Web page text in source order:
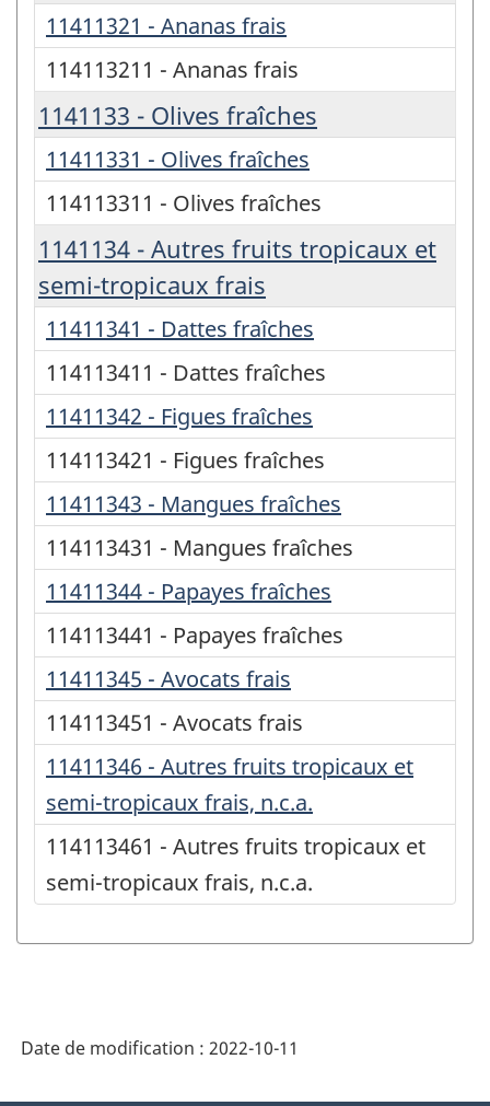
11411321 - Ananas frais
114113211 - Ananas frais
1141133 - Olives fraîches
11411331 - Olives fraîches
114113311 - Olives fraîches
1141134 - Autres fruits tropicaux et
semi-tropicaux frais
11411341 - Dattes fraîches
114113411 - Dattes fraîches
11411342 - Figues fraîches
114113421 - Figues fraîches
11411343 - Mangues fraîches
114113431 - Mangues fraîches
11411344 - Papayes fraîches
114113441 - Papayes fraîches
11411345 - Avocats frais
114113451 - Avocats frais
11411346 - Autres fruits tropicaux et
semi-tropicaux frais, n.c.a.
114113461 - Autres fruits tropicaux et
semi-tropicaux frais, n.c.a.
Date de modification : 2022-10-11